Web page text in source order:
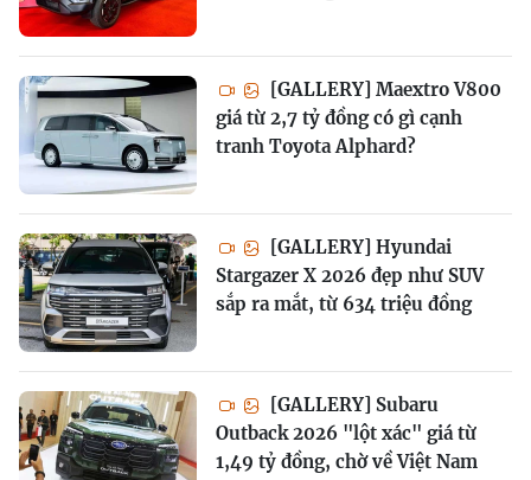
[GALLERY] Maextro V800
giá từ 2,7 tỷ đồng có gì cạnh
tranh Toyota Alphard?
[GALLERY] Hyundai
Stargazer X 2026 đẹp như SUV
sắp ra mắt, từ 634 triệu đồng
[GALLERY] Subaru
Outback 2026 "lột xác" giá từ
1,49 tỷ đồng, chờ về Việt Nam